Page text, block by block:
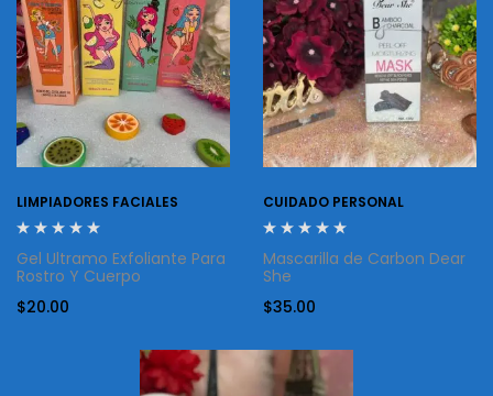
LIMPIADORES FACIALES
Gel Ultramo Exfoliante Para
Rostro Y Cuerpo
$20.00
CUIDADO PERSONAL
Mascarilla de Carbon Dear
She
$35.00